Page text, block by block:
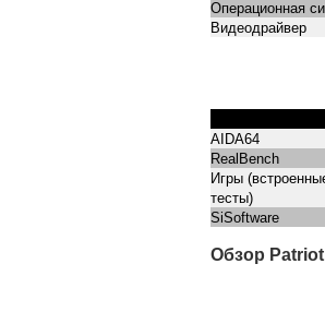
Операционная
Видеодрайвер
AIDA64
RealBench
Игры
тесты)
SiSoftware
Обзор Patriot